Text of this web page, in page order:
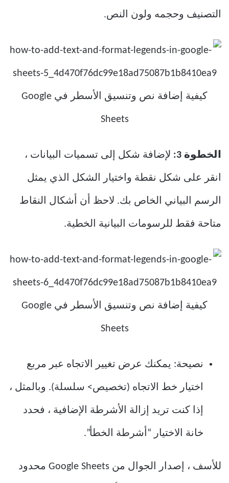
التصنيف وحجمه ولون النص.
الخطوة 3: لإضافة شكل إلى تسميات البيانات ،
انقر على شكل نقطة واختيار الشكل الذي يمثل
الرسم البياني الخاص بك. لاحظ أن أشكال النقاط
متاحة فقط للرسومات البيانية الخطية.
نصيحة: يمكنك عرض تغيير الاتجاه عبر مربع
اختيار خط الاتجاه (تخصيص> سلسلة). وبالمثل ،
إذا كنت تريد إزالة الأشرطة الإضافية ، فحدد
خانة الاختيار “أشرطة الخطأ”.
للأسف ، إصدار الجوال من Google Sheets محدود